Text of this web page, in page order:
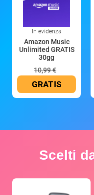
In evidenza
Amazon Music
Unlimited GRATIS
30gg
10,99 €
GRATIS
Scelti